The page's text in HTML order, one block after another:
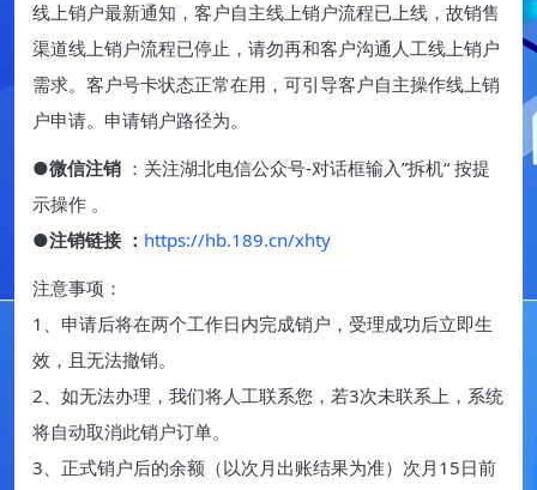
线上销户最新通知，客户自主线上销户流程已上线，故销售
渠道线上销户流程已停止，请勿再和客户沟通人工线上销户
需求。客户号卡状态正常在用，可引导客户自主操作线上销
户申请。申请销户路径为。
●微信注销 ：关注湖北电信公众号-对话框输入”拆机“ 按提
示操作 。
●注销链接 ： https://hb.189.cn/xhty
注意事项：
1、申请后将在两个工作日内完成销户，受理成功后立即生
效，且无法撤销。
2、如无法办理，我们将人工联系您，若3次未联系上，系统
将自动取消此销户订单。
3、正式销户后的余额（以次月出账结果为准）次月15日前